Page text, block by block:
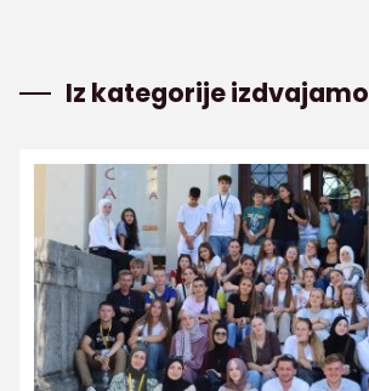
Iz kategorije izdvajamo